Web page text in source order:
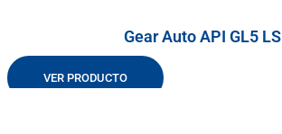
Gear Auto API GL5 LS
VER PRODUCTO